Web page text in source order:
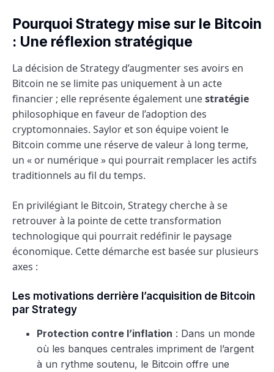
Pourquoi Strategy mise sur le Bitcoin
: Une réflexion stratégique
La décision de Strategy d’augmenter ses avoirs en
Bitcoin ne se limite pas uniquement à un acte
financier ; elle représente également unestratégie
philosophique en faveur de l’adoption des
cryptomonnaies. Saylor et son équipe voient le
Bitcoin comme une réserve de valeur à long terme,
un « or numérique » qui pourrait remplacer les actifs
traditionnels au fil du temps.
En privilégiant le Bitcoin, Strategy cherche à se
retrouver à la pointe de cette transformation
technologique qui pourrait redéfinir le paysage
économique. Cette démarche est basée sur plusieurs
axes :
Les motivations derrière l’acquisition de Bitcoin
par Strategy
Protection contre l’inflation : Dans un monde
où les banques centrales impriment de l’argent
à un rythme soutenu, le Bitcoin offre une